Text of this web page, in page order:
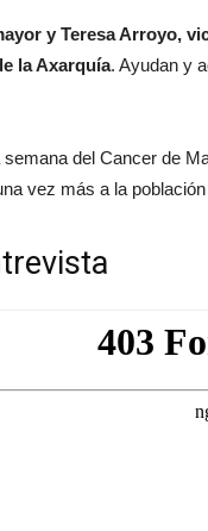
y Teresa Arroyo,
la Axarquía. Ayudan y
del Cancer de
vez más a la